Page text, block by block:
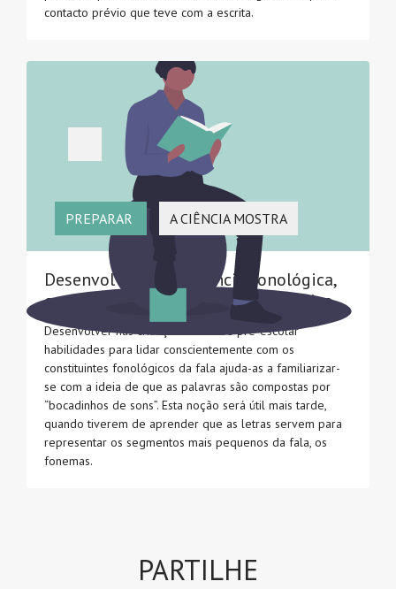
contacto prévio que teve com a escrita.
PREPARAR A CIÊNCIA MOSTRA
Desenvolver a consciência fonológica,
em particular a consciência fonémica
Desenvolver nas crianças em idade pré-escolar
habilidades para lidar conscientemente com os
constituintes fonológicos da fala ajuda-as a familiarizar-
se com a ideia de que as palavras são compostas por
“bocadinhos de sons”. Esta noção será útil mais tarde,
quando tiverem de aprender que as letras servem para
representar os segmentos mais pequenos da fala, os
fonemas.
PARTILHE